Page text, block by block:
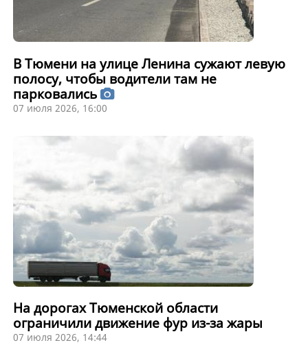
В Тюмени на улице Ленина сужают левую
полосу, чтобы водители там не
парковались
07 июля 2026, 16:00
На дорогах Тюменской области
ограничили движение фур из-за жары
07 июля 2026, 14:44